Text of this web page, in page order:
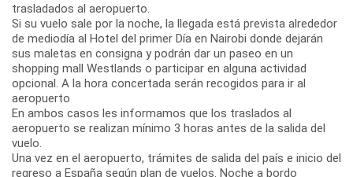
trasladados al aeropuerto.
Si su vuelo sale por la noche, la llegada está prevista alrededor
de mediodía al Hotel del primer Día en Nairobi donde dejarán
sus maletas en consigna y podrán dar un paseo en un
shopping mall Westlands o participar en alguna actividad
opcional. A la hora concertada serán recogidos para ir al
aeropuerto
En ambos casos les informamos que los traslados al
aeropuerto se realizan mínimo 3 horas antes de la salida del
vuelo.
Una vez en el aeropuerto, trámites de salida del país e inicio del
regreso a España según plan de vuelos. Noche a bordo